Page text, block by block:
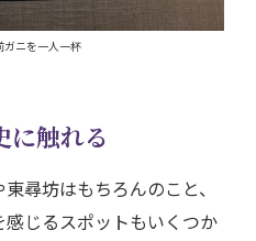
ガニを一人一杯
に触れる
尋坊はもちろんのこと、
じるスポットもいくつか